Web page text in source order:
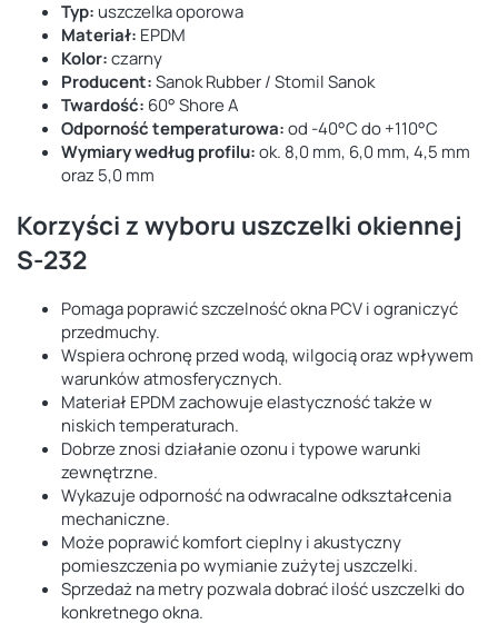
Typ: uszczelka oporowa
Materiał: EPDM
Kolor:czarny
Producent:Sanok Rubber / Stomil Sanok
Twardość: 60° Shore A
Odporność temperaturowa:od -40°C do +110°C
Wymiary według profilu:ok. 8,0 mm, 6,0 mm, 4,5 mm
oraz 5,0 mm
Korzyści z wyboru uszczelki okiennej
S-232
Pomaga poprawić szczelność okna PCV i ograniczyć
przedmuchy.
Wspiera ochronę przed wodą, wilgocią oraz wpływem
warunków atmosferycznych.
Materiał EPDM zachowuje elastyczność także w
niskich temperaturach.
Dobrze znosi działanie ozonu i typowe warunki
zewnętrzne.
Wykazuje odporność na odwracalne odkształcenia
mechaniczne.
Może poprawić komfort cieplny i akustyczny
pomieszczenia po wymianie zużytej uszczelki.
Sprzedaż na metry pozwala dobrać ilość uszczelki do
konkretnego okna.